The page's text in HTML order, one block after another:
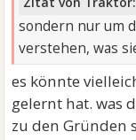
sondern nur um
verstehen, was
es könnte
gelernt hat. was
zu den Gründen